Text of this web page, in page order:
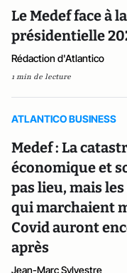
Le Medef face à la
présidentielle
Rédaction d'Atlantico
1 min de lecture
ATLANTICO BUSINESS
Medef : La
économique et
pas lieu, mais
qui marchaient
Covid auront
après
Jean-Marc Sylvestre